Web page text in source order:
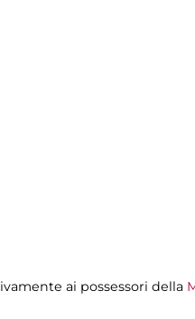
ai possessori della